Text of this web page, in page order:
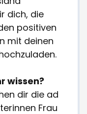
dich, die
positiven
mit deinen
wissen?
dir die ad
Frau